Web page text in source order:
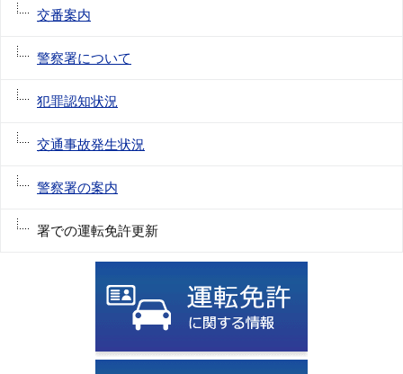
交番案内
警察署について
犯罪認知状況
交通事故発生状況
警察署の案内
署での運転免許更新